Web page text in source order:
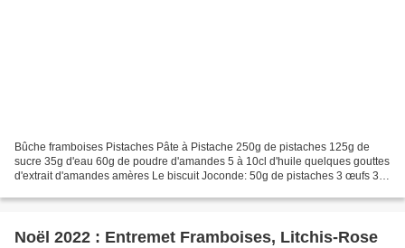
Bûche framboises Pistaches Pâte à Pistache 250g de pistaches 125g de
sucre 35g d'eau 60g de poudre d'amandes 5 à 10cl d'huile quelques gouttes
d'extrait d'amandes amères Le biscuit Joconde: 50g de pistaches 3 œufs 3
Noël 2022 : Entremet Framboises, Litchis-Rose